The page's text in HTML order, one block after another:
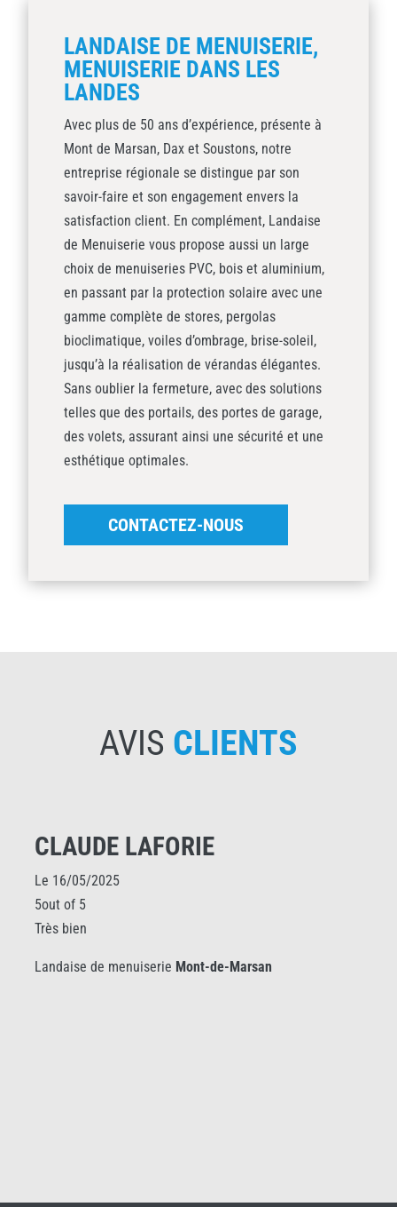
LANDAISE DE MENUISERIE,
MENUISERIE DANS LES
LANDES
Avec plus de 50 ans d’expérience, présente à
Mont de Marsan, Dax et Soustons, notre
entreprise régionale se distingue par son
savoir-faire et son engagement envers la
satisfaction client. En complément, Landaise
de Menuiserie vous propose aussi un large
choix de menuiseries PVC, bois et aluminium,
en passant par la protection solaire avec une
gamme complète de stores, pergolas
bioclimatique, voiles d’ombrage, brise-soleil,
jusqu’à la réalisation de vérandas élégantes.
Sans oublier la fermeture, avec des solutions
telles que des portails, des portes de garage,
des volets, assurant ainsi une sécurité et une
esthétique optimales.
CONTACTEZ-NOUS
AVIS CLIENTS
CLAUDE LAFORIE
Le 16/05/2025
5out of 5
Très bien
Landaise de menuiserieMont-de-Marsan